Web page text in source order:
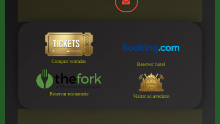
Comprar entradas
Reservar hotel
Reservar restaurante Visitar sala/recinto